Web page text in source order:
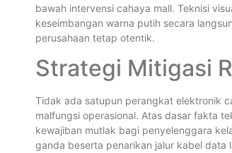
bawah intervensi cahaya mall. Teknisi
keseimbangan warna putih secara
perusahaan tetap otentik.
Strategi Mitigasi
Tidak ada satupun perangkat elektronik
malfungsi operasional. Atas dasar fakta
kewajiban mutlak bagi penyelenggara
ganda beserta penarikan jalur kabel